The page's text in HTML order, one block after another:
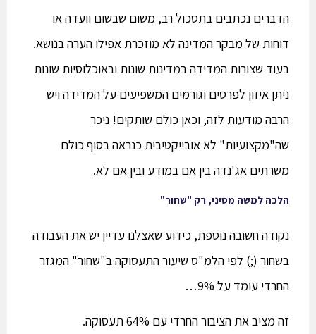
הדברים נכתבים בתסכול רב, משום שבשום וועדה או
דוחות של מבקר המדינה לא מוזכרת אפילו הערה בנושא.
בעוד שצורות המדידה במדינות שונות ובאוכלוסיות שונות
ניתן איזון לפרטים וגורמים המשפיעים על המדידה ויש
הרבה מודעות לזה, וכאן כולם שותקים! ניכר
שה"מקצועיות" לא אובייקטיבית כנראה בסוף כולם
משרתים אג'נדה בין אם במודע ובין אם לא.
הלכה למשה מסיני, רק "שחור"
נקודה חשובה נוספת, כידוע שאצלנו עדיין יש את העבודה
בשחור (;) לפי הלמ"ס שיעור התעסוקה ב"שחור" המגזר
החרדי עומד על 9%…
זה מציב את הציבור החרדי עם 64% תעסוקה.